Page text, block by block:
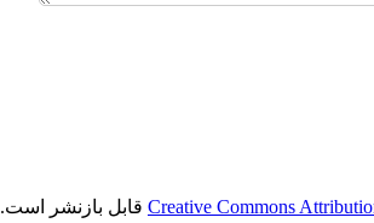
Creative Commons قابل بازنشر است.